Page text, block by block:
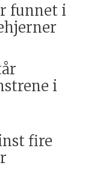
funnet i
i
fire